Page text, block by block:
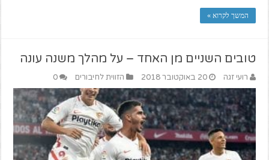
המשך לקרוא »
טובים השניים מן האחד – על מהלך משנה עונה
רועי זגה 20 באוקטובר 2018 הזווית לחיבורים 0